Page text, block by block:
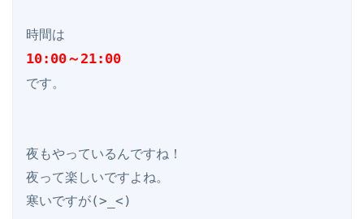
10:00～21:00
です。
夜もやっているんですね！
夜って楽しいですよね。
寒いですが(>_<)